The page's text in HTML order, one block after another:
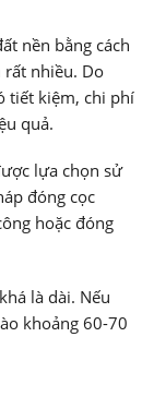
nền bằng cách
rất nhiều. Do
tiết kiệm, chi phí
quả.
lựa chọn sử
đóng cọc
hoặc đóng
là dài. Nếu
khoảng 60-70